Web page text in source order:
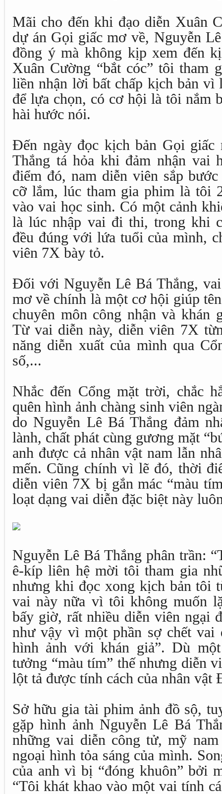
Mãi cho đến khi đạo diễn Xuân
dự án Gọi giấc mơ về, Nguyễn
đồng ý mà không kịp xem đến
Xuân Cường “bắt cóc” tôi tham
liền nhận lời bất chấp kịch bản vì
để lựa chọn, có cơ hội là tôi nắm
hài hước nói.
Đến ngày đọc kịch bản Gọi giấc
Thắng tá hỏa khi đảm nhận vai
điểm đó, nam diễn viên sắp
cỡ lắm, lúc tham gia phim là tôi
vào vai học sinh. Có một cảnh
là lúc nhập vai đi thi, trong khi
đều đúng với lứa tuổi của mình,
viên 7X bày tỏ.
Đối với Nguyễn Lê Bá Thắng,
mơ về chính là một cơ hội giúp
chuyên môn công nhận và khán
Từ vai diễn này, diễn viên 7X
năng diễn xuất của mình qua
số,...
Nhắc đến Cổng mặt trời, chắc
quên hình ảnh chàng sinh viên
do Nguyễn Lê Bá Thắng đảm
lành, chất phát cùng gương mặt
anh được cả nhân vật nam lẫn
mến. Cũng chính vì lẽ đó, thời
diễn viên 7X bị gắn mác “màu
loạt dạng vai diễn đặc biệt này
Nguyễn Lê Bá Thắng phân trần:
ê-kíp liên hệ mời tôi tham gia
nhưng khi đọc xong kịch bản tôi
vai này nữa vì tôi không muốn
bấy giờ, rất nhiều diễn viên ngại
như vậy vì một phần sợ chết vai
hình ảnh với khán giả”. Dù
tưởng “màu tím” thế nhưng diễn
lột tả được tính cách của nhân vật
Sở hữu gia tài phim ảnh đồ sộ,
gặp hình ảnh Nguyễn Lê Bá
những vai diễn công tử, mỹ
ngoại hình tỏa sáng của mình.
của anh vì bị “đóng khuôn” bởi
“Tôi khát khao vào một vai tính